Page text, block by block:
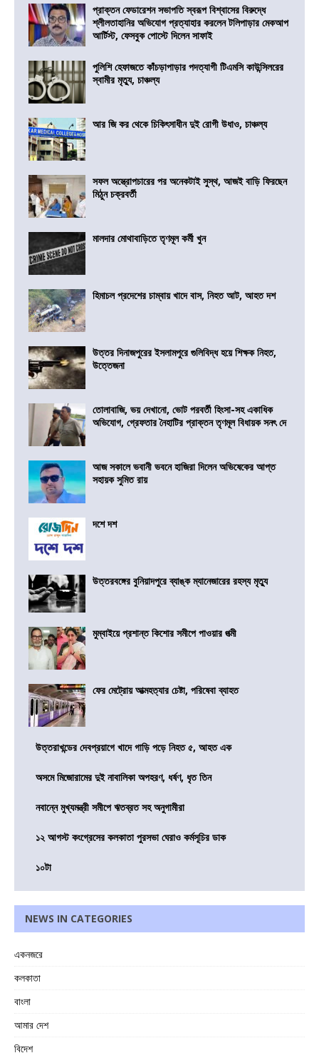
প্রাক্তন ফেডারেশন সভাপতি স্বরূপ বিশ্বাসের বিরুদ্ধে
শ্লীলতাহানির অভিযোগ প্রত্যাহার করলেন টলিপাড়ার মেকআপ
আর্টিস্ট, ফেসবুক পোস্টে দিলেন সাফাই
পুলিশি হেফাজতে কাঁচড়াপাড়ার পদত্যাগী টিএমসি কাউন্সিলরের
স্বামীর মৃত্যু, চাঞ্চল্য
আর জি কর থেকে চিকিৎসাধীন দুই রোগী উধাও, চাঞ্চল্য
সফল অস্ত্রোপচারের পর অনেকটাই সুস্থ, আজই বাড়ি ফিরছেন
মিঠুন চক্রবর্তী
মালদার মোথাবাড়িতে তৃণমূল কর্মী খুন
হিমাচল প্রদেশের চাম্বায় খাদে বাস, নিহত আট, আহত দশ
উত্তর দিনাজপুরের ইসলামপুরে গুলিবিদ্ধ হয়ে শিক্ষক নিহত,
উত্তেজনা
তোলাবাজি, ভয় দেখানো, ভোট পরবর্তী হিংসা-সহ একাধিক
অভিযোগ, গ্রেফতার নৈহাটির প্রাক্তন তৃণমূল বিধায়ক সনৎ দে
আজ সকালে ভবানী ভবনে হাজিরা দিলেন অভিষেকের আপ্ত
সহায়ক সুমিত রায়
দশে দশ
উত্তরবঙ্গের বুনিয়াদপুরে ব্যাঙ্ক ম্যানেজারের রহস্য মৃত্যু
মুম্বাইয়ে প্রশান্ত কিশোর সমীপে পাওয়ার পত্মী
ফের মেট্রোয় আত্মহত্যার চেষ্টা, পরিষেবা ব্যাহত
উত্তরাখন্ডের দেবপ্রয়াগে খাদে গাড়ি পড়ে নিহত ৫, আহত এক
অসমে মিজোরামের দুই নাবালিকা অপহরণ, ধর্ষণ, ধৃত তিন
নবান্নে মুখ্যমন্ত্রী সমীপে ঋতব্রত সহ অনুগামীরা
১২ আগস্ট কংগ্রেসের কলকাতা পুরসভা ঘেরাও কর্মসূচির ডাক
১০টা
NEWS IN CATEGORIES
একনজরে
কলকাতা
বাংলা
আমার দেশ
বিদেশ